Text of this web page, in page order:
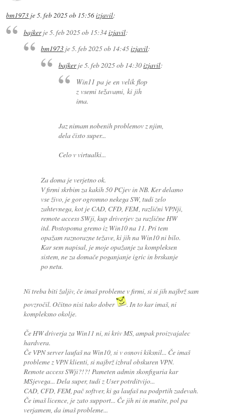
bm1973 je5. feb 2025 ob 15:56izjavil:
bajkerje5. feb 2025 ob 15:34izjavil:
bm1973 je5. feb 2025 ob 14:45izjavil:
bajkerje5. feb 2025 ob 14:30izjavil:
Win11 pa je en velik flop
z vsemi težavami, ki jih
ima.
Jaz nimam nobenih problemov z njim,
dela čisto super...
Celo v virtualki...
Za doma je verjetno ok.
V firmi skrbim za kakih 50 PCjev in NB. Ker delamo
vse živo, je gor ogromno nekega SW, tudi zelo
zahtevnega, kot je CAD, CFD, FEM, različni VPNji,
remote access SWji, kup driverjev za različne HW
itd. Postopoma gremo iz Win10 na 11. Pri tem
opažam raznorazne težave, ki jih na Win10 ni bilo.
Kar sem napisal, je moje opažanje za kompleksen
sistem, ne za domače poganjanje igric in brskanje
po netu.
Ni treba biti žaljiv, če imaš probleme v firmi, si si jih najbrž sam
povzročil. Očitno nisi tako dober
. In to kar imaš, ni
kompleksno okolje.
Če HW driverja za Win11 ni, ni kriv MS, ampak proizvajalec
hardvera.
Če VPN server laufaš na Win10, si v osnovi kiksnil... Če imaš
probleme z VPN klienti, si najbrž izbral obskuren VPN.
Remote access SWji?!?! Pameten admin skonfiguria kar
MSjevega... Dela super, tudi z User potrditvijo...
CAD, CFD, FEM, pač softver, ki ga laufaš na podprtih zadevah.
Če imaš licence, je zato support... Če jih ni in mutite, pol pa
verjamem, da imaš probleme...